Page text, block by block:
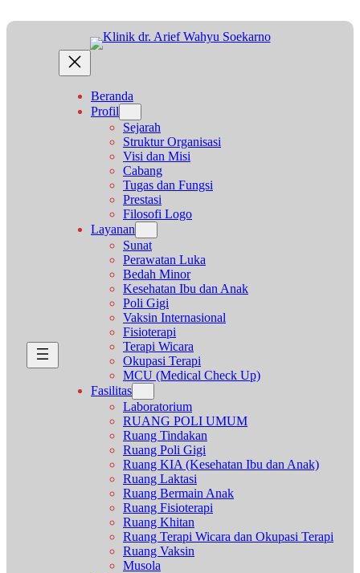
ke
Beranda
Profil
Sejarah
Struktur Organisasi
Visi dan Misi
Cabang
Tugas dan Fungsi
Prestasi
Filosofi Logo
Layanan
Sunat
Perawatan Luka
Bedah Minor
Kesehatan Ibu dan Anak
Poli Gigi
Vaksin Internasional
Fisioterapi
Terapi Wicara
Okupasi Terapi
MCU (Medical Check Up)
Fasilitas
Laboratorium
RUANG POLI UMUM
Ruang Tindakan
Ruang Poli Gigi
Ruang KIA (Kesehatan Ibu dan Anak)
Ruang Laktasi
Ruang Bermain Anak
Ruang Fisioterapi
Ruang Khitan
Ruang Terapi Wicara dan Okupasi Terapi
Ruang Vaksin
Musola